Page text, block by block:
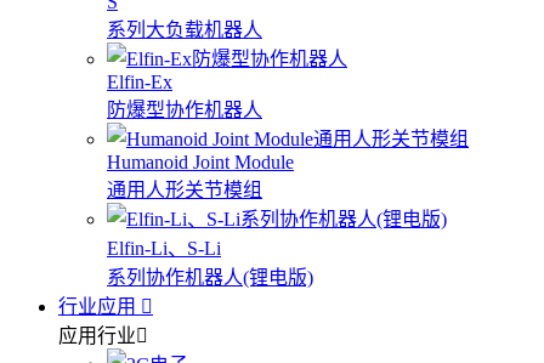
系列大负载机器人
Elfin-Ex
防爆型协作机器人
Humanoid Joint Module
通用人形关节模组
Elfin-Li、S-Li
系列协作机器人(锂电版)
行业应用
应用行业